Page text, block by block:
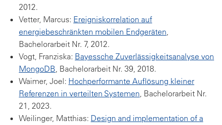
2012.
Vetter, Marcus: Ereigniskorrelation auf
energiebeschränkten mobilen Endgeräten,
Bachelorarbeit Nr. 7, 2012.
Vogt, Franziska: Bayessche Zuverlässigkeitsanalyse von
MongoDB, Bachelorarbeit Nr. 39, 2018.
Waimer, Joel: Hochperformante Auflösung kleiner
Referenzen in verteilten Systemen, Bachelorarbeit Nr.
21, 2023.
Weilinger, Matthias: Design and implementation of a